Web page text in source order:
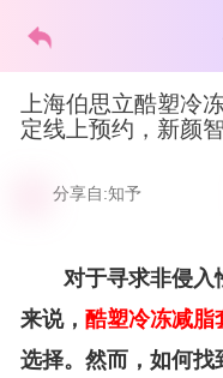
上海伯思立酷塑冷
定线上预约，新颜
分享自:知予
对于寻求非侵入
来说， 酷塑冷冻减脂
选择。然而，如何